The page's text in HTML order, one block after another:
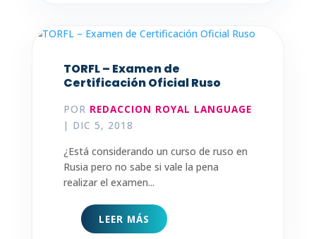
TORFL – Examen de
Certificación Oficial Ruso
POR REDACCION ROYAL LANGUAGE
| DIC 5, 2018
¿Está considerando un curso de ruso en
Rusia pero no sabe si vale la pena
realizar el examen...
LEER MÁS